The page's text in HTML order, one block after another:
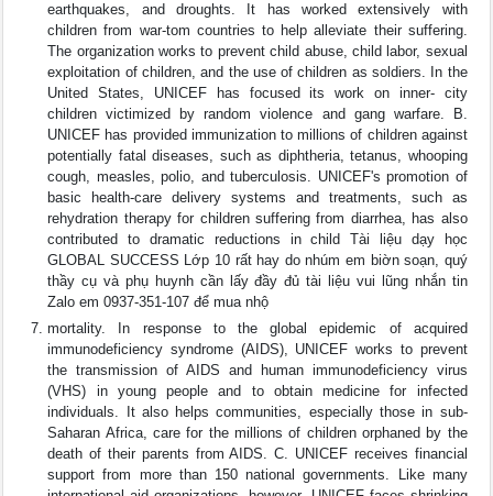
earthquakes, and droughts. It has worked extensively with
children from war-tom countries to help alleviate their suffering.
The organization works to prevent child abuse, child labor, sexual
exploitation of children, and the use of children as soldiers. In the
United States, UNICEF has focused its work on inner- city
children victimized by random violence and gang warfare. B.
UNICEF has provided immunization to millions of children against
potentially fatal diseases, such as diphtheria, tetanus, whooping
cough, measles, polio, and tuberculosis. UNICEF's promotion of
basic health-care delivery systems and treatments, such as
rehydration therapy for children suffering from diarrhea, has also
contributed to dramatic reductions in child Tài liệu dạy học
GLOBAL SUCCESS Lớp 10 rất hay do nhúm em biờn soạn, quý
thầy cụ và phụ huynh cần lấy đầy đủ tài liệu vui lũng nhắn tin
Zalo em 0937-351-107 để mua nhộ
mortality. In response to the global epidemic of acquired
immunodeficiency syndrome (AIDS), UNICEF works to prevent
the transmission of AIDS and human immunodeficiency virus
(VHS) in young people and to obtain medicine for infected
individuals. It also helps communities, especially those in sub-
Saharan Africa, care for the millions of children orphaned by the
death of their parents from AIDS. C. UNICEF receives financial
support from more than 150 national governments. Like many